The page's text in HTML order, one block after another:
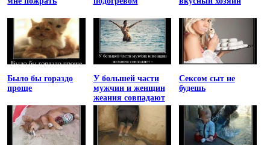
Было бы гораздо
проще
У большей части
мужчин и женщин
жеания совпадают
Сексом сыт не
будешь